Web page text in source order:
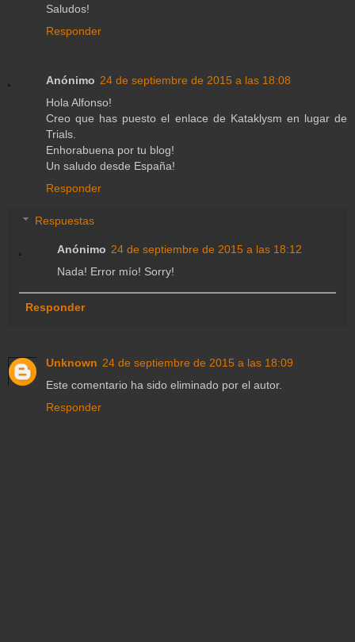
Saludos!
Responder
Anónimo 24 de septiembre de 2015 a las 18:08
Hola Alfonso!
Creo que has puesto el enlace de Kataklysm en lugar de
Trials.
Enhorabuena por tu blog!
Un saludo desde España!
Responder
Respuestas
Anónimo 24 de septiembre de 2015 a las 18:12
Nada! Error mío! Sorry!
Responder
Unknown 24 de septiembre de 2015 a las 18:09
Este comentario ha sido eliminado por el autor.
Responder